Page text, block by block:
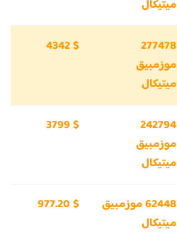
ميتيكال
277478
موزمبيق
ميتيكال
4342 $
242794
موزمبيق
ميتيكال
3799 $
62448 موزمبيق
ميتيكال
977.20 $